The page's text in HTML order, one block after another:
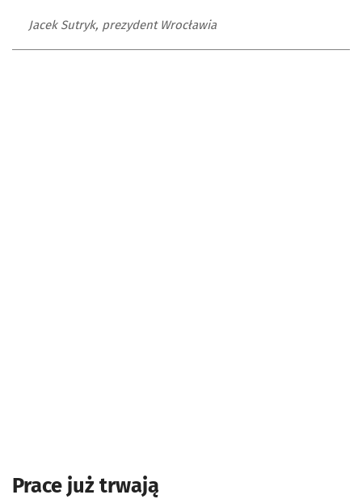
Jacek Sutryk, prezydent Wrocławia
Prace już trwają